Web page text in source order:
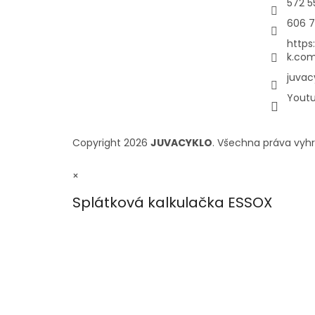
572
606
Copyright 2026 JUVACYKLO. Všechna práva
×
Splátková kalkulačka ESSOX